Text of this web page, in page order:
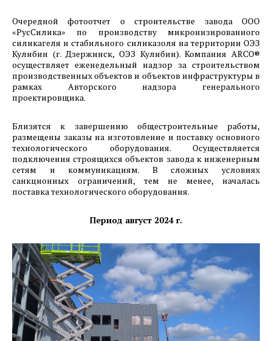
Очередной фотоотчет о строительстве завода ООО
«РусСилика» по производству микронизированного
силикагеля и стабильного силиказоля на территории ОЭЗ
Кулибин (г. Дзержинск, ОЭЗ Кулибин). Компания АRCO®
осуществляет еженедельный надзор за строительством
производственных объектов и объектов инфраструктуры в
рамках Авторского надзора генерального
проектировщика.
Близятся к завершению общестроительные работы,
размещены заказы на изготовление и поставку основного
технологического оборудования. Осуществляется
подключения строящихся объектов завода к инженерным
сетям и коммуникациям. В сложных условиях
санкционных ограничений, тем не менее, началась
поставка технологического оборудования.
Период август 2024 г.